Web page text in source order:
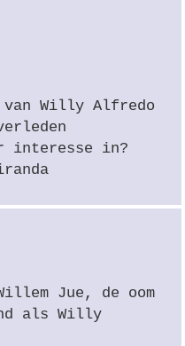
Willy Alfredo
interesse in?
Jue, de oom
als Willy